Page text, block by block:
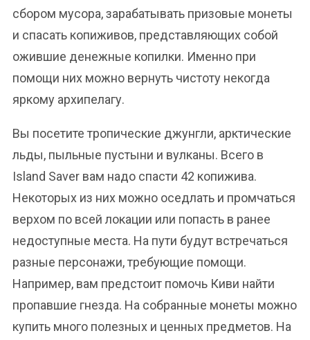
сбором мусора, зарабатывать призовые монеты
и спасать копиживов, представляющих собой
ожившие денежные копилки. Именно при
помощи них можно вернуть чистоту некогда
яркому архипелагу.
Вы посетите тропические джунгли, арктические
льды, пыльные пустыни и вулканы. Всего в
Island Saver вам надо спасти 42 копижива.
Некоторых из них можно оседлать и промчаться
верхом по всей локации или попасть в ранее
недоступные места. На пути будут встречаться
разные персонажи, требующие помощи.
Например, вам предстоит помочь Киви найти
пропавшие гнезда. На собранные монеты можно
купить много полезных и ценных предметов. На